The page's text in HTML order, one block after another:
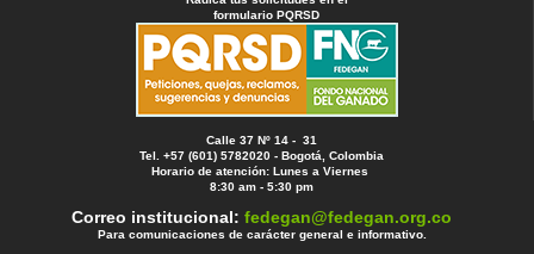
formulario PQRSD
Calle 37 Nº 14 - 31
Tel. +57 (601) 5782020 - Bogotá, Colombia
Horario de atención: Lunes a Viernes
8:30 am - 5:30 pm
Correo institucional:fedegan@fedegan.org.co
Para comunicaciones de carácter general e informativo.